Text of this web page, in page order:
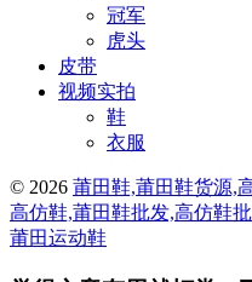
冠军
虎头
皮带
视频实拍
鞋
衣服
© 2026 莆田鞋,莆田鞋货源,
高仿鞋,莆田鞋批发,高仿鞋
莆田运动鞋